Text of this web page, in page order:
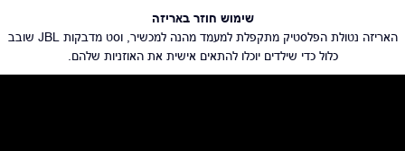
שימוש חוזר באריזה
האריזה נטולת הפלסטיק מתקפלת למעמד מהנה למכשיר, וסט מדבקות JBL שובב
כלול כדי שילדים יוכלו להתאים אישית את האוזניות שלהם.